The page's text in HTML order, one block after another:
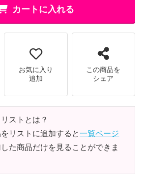
カートに入れる
お気に入り
追加
この商品を
シェア
ストとは？
リストに追加すると一覧ページ
た商品だけを見ることができま